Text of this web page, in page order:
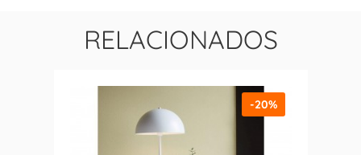
RELACIONADOS
-20%